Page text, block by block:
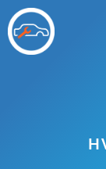
Hop
til
indhold